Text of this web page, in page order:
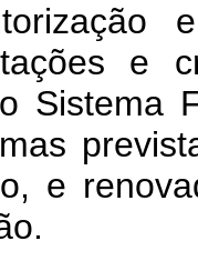
e
Sistema
e